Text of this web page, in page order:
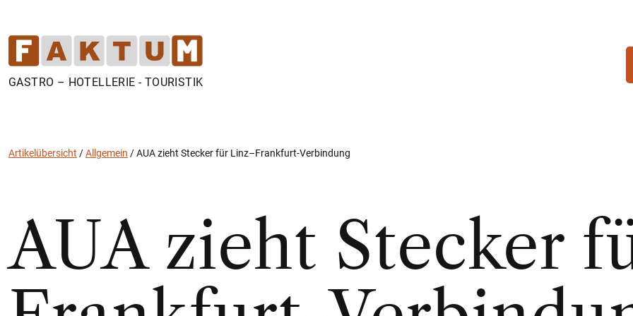
GASTRO – HOTELLERIE - TOURISTIK
Artikelübersicht /Allgemein /AUA zieht Stecker für Linz–Frankfurt-Verbindung
AUA zieht Stecker